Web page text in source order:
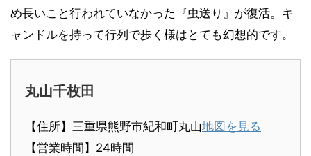
め長いこと行われていなかった『虫送り』が復活。キ
ャンドルを持って行列で歩く様はとても幻想的です。
丸山千枚田
【住所】三重県熊野市紀和町丸山地図を見る
【営業時間】24時間